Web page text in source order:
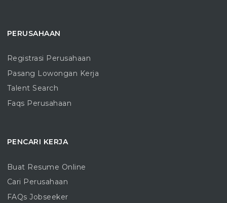
PERUSAHAAN
Registrasi Perusahaan
Pasang Lowongan Kerja
Talent Search
Faqs Perusahaan
PENCARI KERJA
Buat Resume Online
Cari Perusahaan
FAQs Jobseeker